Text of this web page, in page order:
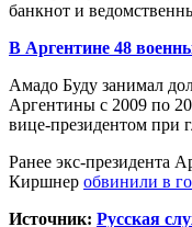
банкнот и
В Аргентине 48
Амадо Буду занимал
Аргентины с 2009 по
вице-президентом при
Ранее экс-президента
Киршнер обвинили в
Источник: Русская